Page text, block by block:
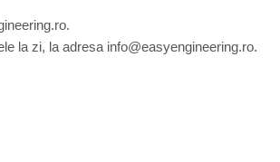
la zi, la adresa info@easyengineering.ro.